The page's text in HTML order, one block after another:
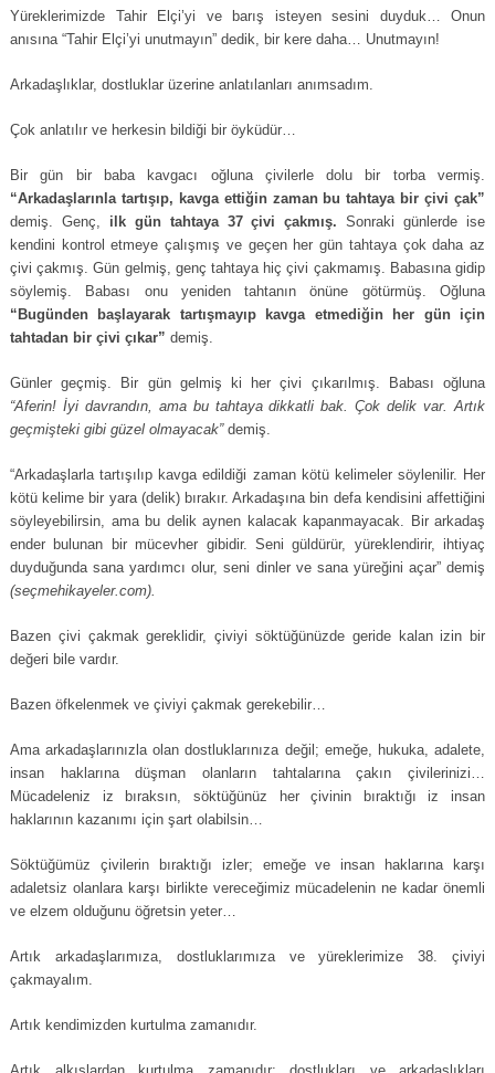
Yüreklerimizde Tahir Elçi’yi ve barış isteyen sesini duyduk… Onun
anısına “Tahir Elçi’yi unutmayın” dedik, bir kere daha… Unutmayın!
Arkadaşlıklar, dostluklar üzerine anlatılanları anımsadım.
Çok anlatılır ve herkesin bildiği bir öyküdür…
Bir gün bir baba kavgacı oğluna çivilerle dolu bir torba vermiş.
“Arkadaşlarınla tartışıp, kavga ettiğin zaman bu tahtaya bir çivi çak”
demiş. Genç, ilk gün tahtaya 37 çivi çakmış. Sonraki günlerde ise
kendini kontrol etmeye çalışmış ve geçen her gün tahtaya çok daha az
çivi çakmış. Gün gelmiş, genç tahtaya hiç çivi çakmamış. Babasına gidip
söylemiş. Babası onu yeniden tahtanın önüne götürmüş. Oğluna
“Bugünden başlayarak tartışmayıp kavga etmediğin her gün için
tahtadan bir çivi çıkar” demiş.
Günler geçmiş. Bir gün gelmiş ki her çivi çıkarılmış. Babası oğluna
“Aferin! İyi davrandın, ama bu tahtaya dikkatli bak. Çok delik var. Artık
geçmişteki gibi güzel olmayacak”demiş.
“Arkadaşlarla tartışılıp kavga edildiği zaman kötü kelimeler söylenilir. Her
kötü kelime bir yara (delik) bırakır. Arkadaşına bin defa kendisini affettiğini
söyleyebilirsin, ama bu delik aynen kalacak kapanmayacak. Bir arkadaş
ender bulunan bir mücevher gibidir. Seni güldürür, yüreklendirir, ihtiyaç
duyduğunda sana yardımcı olur, seni dinler ve sana yüreğini açar” demiş
(seçmehikayeler.com).
Bazen çivi çakmak gereklidir, çiviyi söktüğünüzde geride kalan izin bir
değeri bile vardır.
Bazen öfkelenmek ve çiviyi çakmak gerekebilir…
Ama arkadaşlarınızla olan dostluklarınıza değil; emeğe, hukuka, adalete,
insan haklarına düşman olanların tahtalarına çakın çivilerinizi…
Mücadeleniz iz bıraksın, söktüğünüz her çivinin bıraktığı iz insan
haklarının kazanımı için şart olabilsin…
Söktüğümüz çivilerin bıraktığı izler; emeğe ve insan haklarına karşı
adaletsiz olanlara karşı birlikte vereceğimiz mücadelenin ne kadar önemli
ve elzem olduğunu öğretsin yeter…
Artık arkadaşlarımıza, dostluklarımıza ve yüreklerimize 38. çiviyi
çakmayalım.
Artık kendimizden kurtulma zamanıdır.